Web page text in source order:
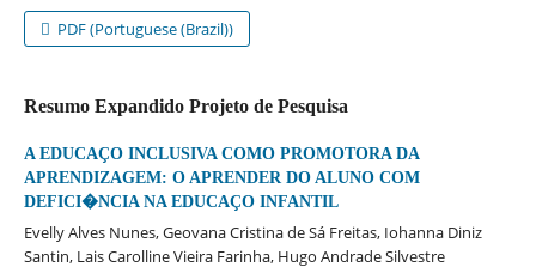
PDF (Portuguese (Brazil))
Resumo Expandido Projeto de Pesquisa
A EDUCAÇO INCLUSIVA COMO PROMOTORA DA
APRENDIZAGEM: O APRENDER DO ALUNO COM
DEFICI�NCIA NA EDUCAÇO INFANTIL
Evelly Alves Nunes, Geovana Cristina de Sá Freitas, Iohanna Diniz
Santin, Lais Carolline Vieira Farinha, Hugo Andrade Silvestre